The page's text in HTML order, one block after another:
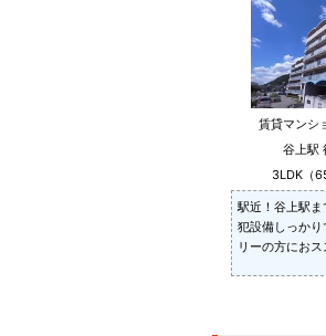
賃貸マンシ
谷上駅
3LDK（
駅近！谷上駅
犯設備しっかり
リーの方におス